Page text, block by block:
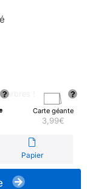
Carte géante
3,99€
Papier
arbres !